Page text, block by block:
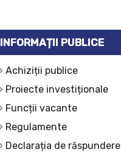
INFORMAȚII PUBLICE
Achiziții publice
Proiecte investiționale
Funcții vacante
Regulamente
Declarația de răspundere